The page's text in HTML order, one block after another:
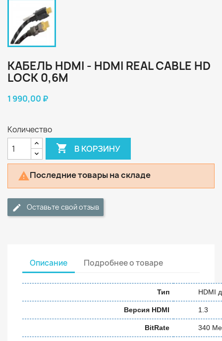
КАБЕЛЬ HDMI - HDMI REAL CABLE HD
LOCK 0,6M
1 990,00 ₽
Количество
 В КОРЗИНУ
Последние товары на складе
Оставьте свой отзыв
Описание Подробнее о товаре
Тип HDMI
Версия HDMI 1.3
BitRate 340